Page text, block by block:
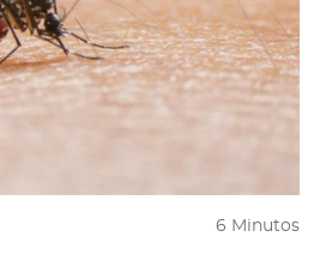
6 Minutos